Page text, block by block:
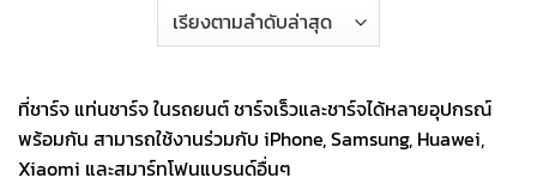
ที่ชาร์จ แท่นชาร์จ ในรถยนต์ ชาร์จเร็วและชาร์จได้หลายอุปกรณ์
พร้อมกัน สามารถใช้งานร่วมกับ iPhone, Samsung, Huawei,
Xiaomi และสมาร์ทโฟนแบรนด์อื่นๆ